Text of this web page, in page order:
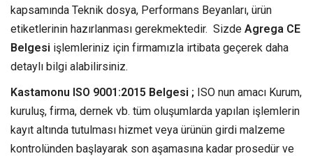
kapsamında Teknik dosya, Performans Beyanları, ürün
etiketlerinin hazırlanması gerekmektedir. Sizde Agrega CE
Belgesi işlemleriniz için firmamızla irtibata geçerek daha
detaylı bilgi alabilirsiniz.
Kastamonu ISO 9001:2015 Belgesi ; ISO nun amacı Kurum,
kuruluş, firma, dernek vb. tüm oluşumlarda yapılan işlemlerin
kayıt altında tutulması hizmet veya ürünün girdi malzeme
kontrolünden başlayarak son aşamasına kadar prosedür ve